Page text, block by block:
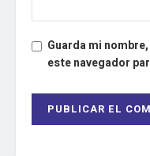
Guarda mi
este navegador